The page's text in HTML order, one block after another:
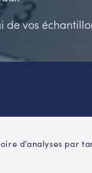
de vos
d’analyses par